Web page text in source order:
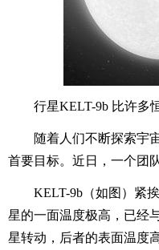
行星KELT-9b 比许多恒
随着人们不断探索宇宙
首要目标。近日，一个团
KELT-9b（如图）紧挨
星的一面温度极高，已经
星转动，后者的表面温度